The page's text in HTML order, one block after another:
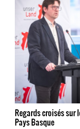
Regards croisés sur
Pays Basque